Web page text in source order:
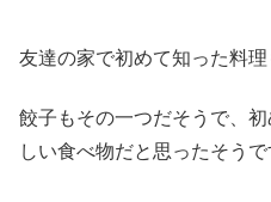
友達の家で初めて知った料理
餃子もその一つだそうで、
しい食べ物だと思ったそうで